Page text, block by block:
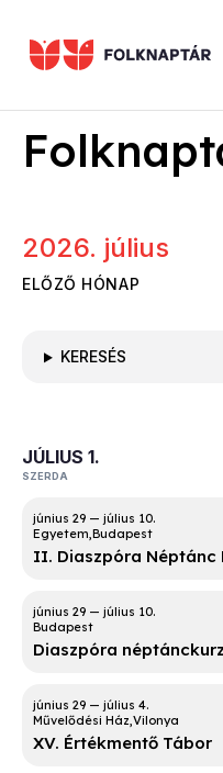
tartalomra
2026. július
ELŐZŐ HÓNAP
KERESÉS
JÚLIUS 1.
SZERDA
Egyetem Budapest
II. Diaszpóra Néptánc
Budapest
Diaszpóra
Művelődési Ház Vilonya
XV. Értékmentő Tábor